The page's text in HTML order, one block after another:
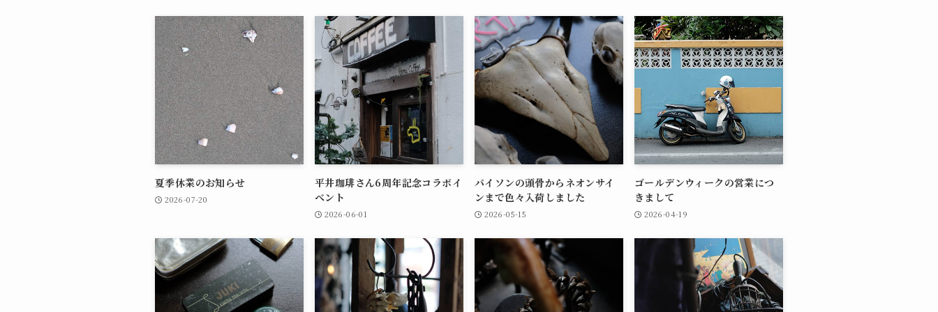
夏季休業のお知らせ
2026-07-20
平井珈琲さん6周年記念コラボイ
ベント
2026-06-01
バイソンの頭骨からネオンサイ
ンまで色々入荷しました
2026-05-15
ゴールデンウィークの営業につ
きまして
2026-04-19